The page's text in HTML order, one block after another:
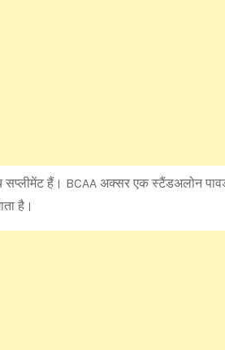
हैं। BCAA अक्सर एक स्टैंडअलोन
है।